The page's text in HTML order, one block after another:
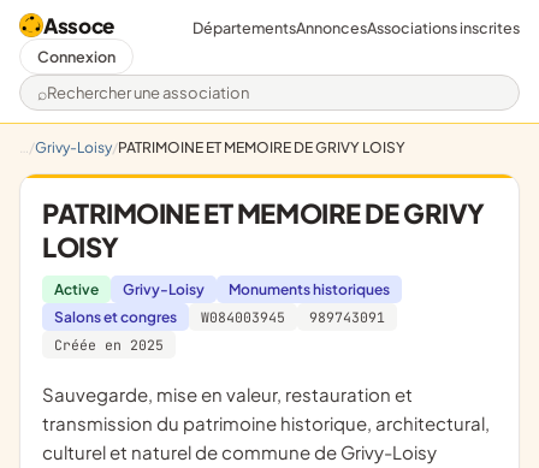
Assoce
Rechercher une association
DépartementsAnnoncesAssociations inscrites
Connexion
Grivy-Loisy PATRIMOINE ET MEMOIRE DE GRIVY LOISY
PATRIMOINE ET MEMOIRE DE GRIVY
LOISY
Active Grivy-Loisy
Monuments historiques
Salons et congres
W084003945
989743091
Créée en 2025
sauvegarde, mise en valeur, restauration et
transmission du patrimoine historique, architectural,
culturel et naturel de commune de Grivy-Loisy